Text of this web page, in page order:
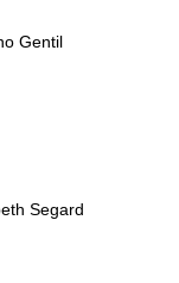
Gentil
Segard